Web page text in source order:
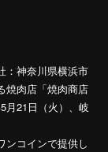
：神奈川県横浜市
焼肉店「焼肉商店
月21日（火）、岐
ンコインで提供し